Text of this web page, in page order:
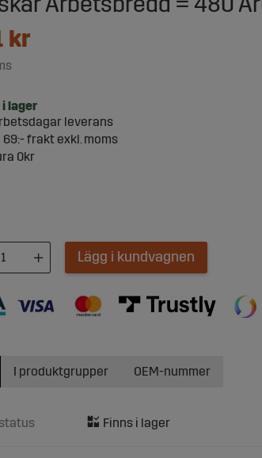
kr
leverans
frakt exkl. moms
0kr
Lägg i kundvagnen
I produktgrupper OEM-nummer